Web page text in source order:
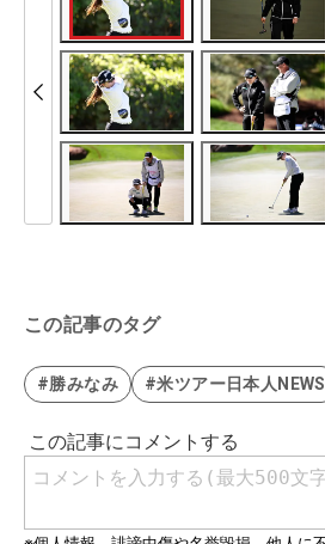
この記事のタグ
#勝みなみ #米ツアー日本人NEWS